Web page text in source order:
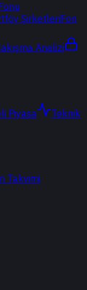
ŞirketleriFon
Analizi
Piyasa
Teknik
Takvimi